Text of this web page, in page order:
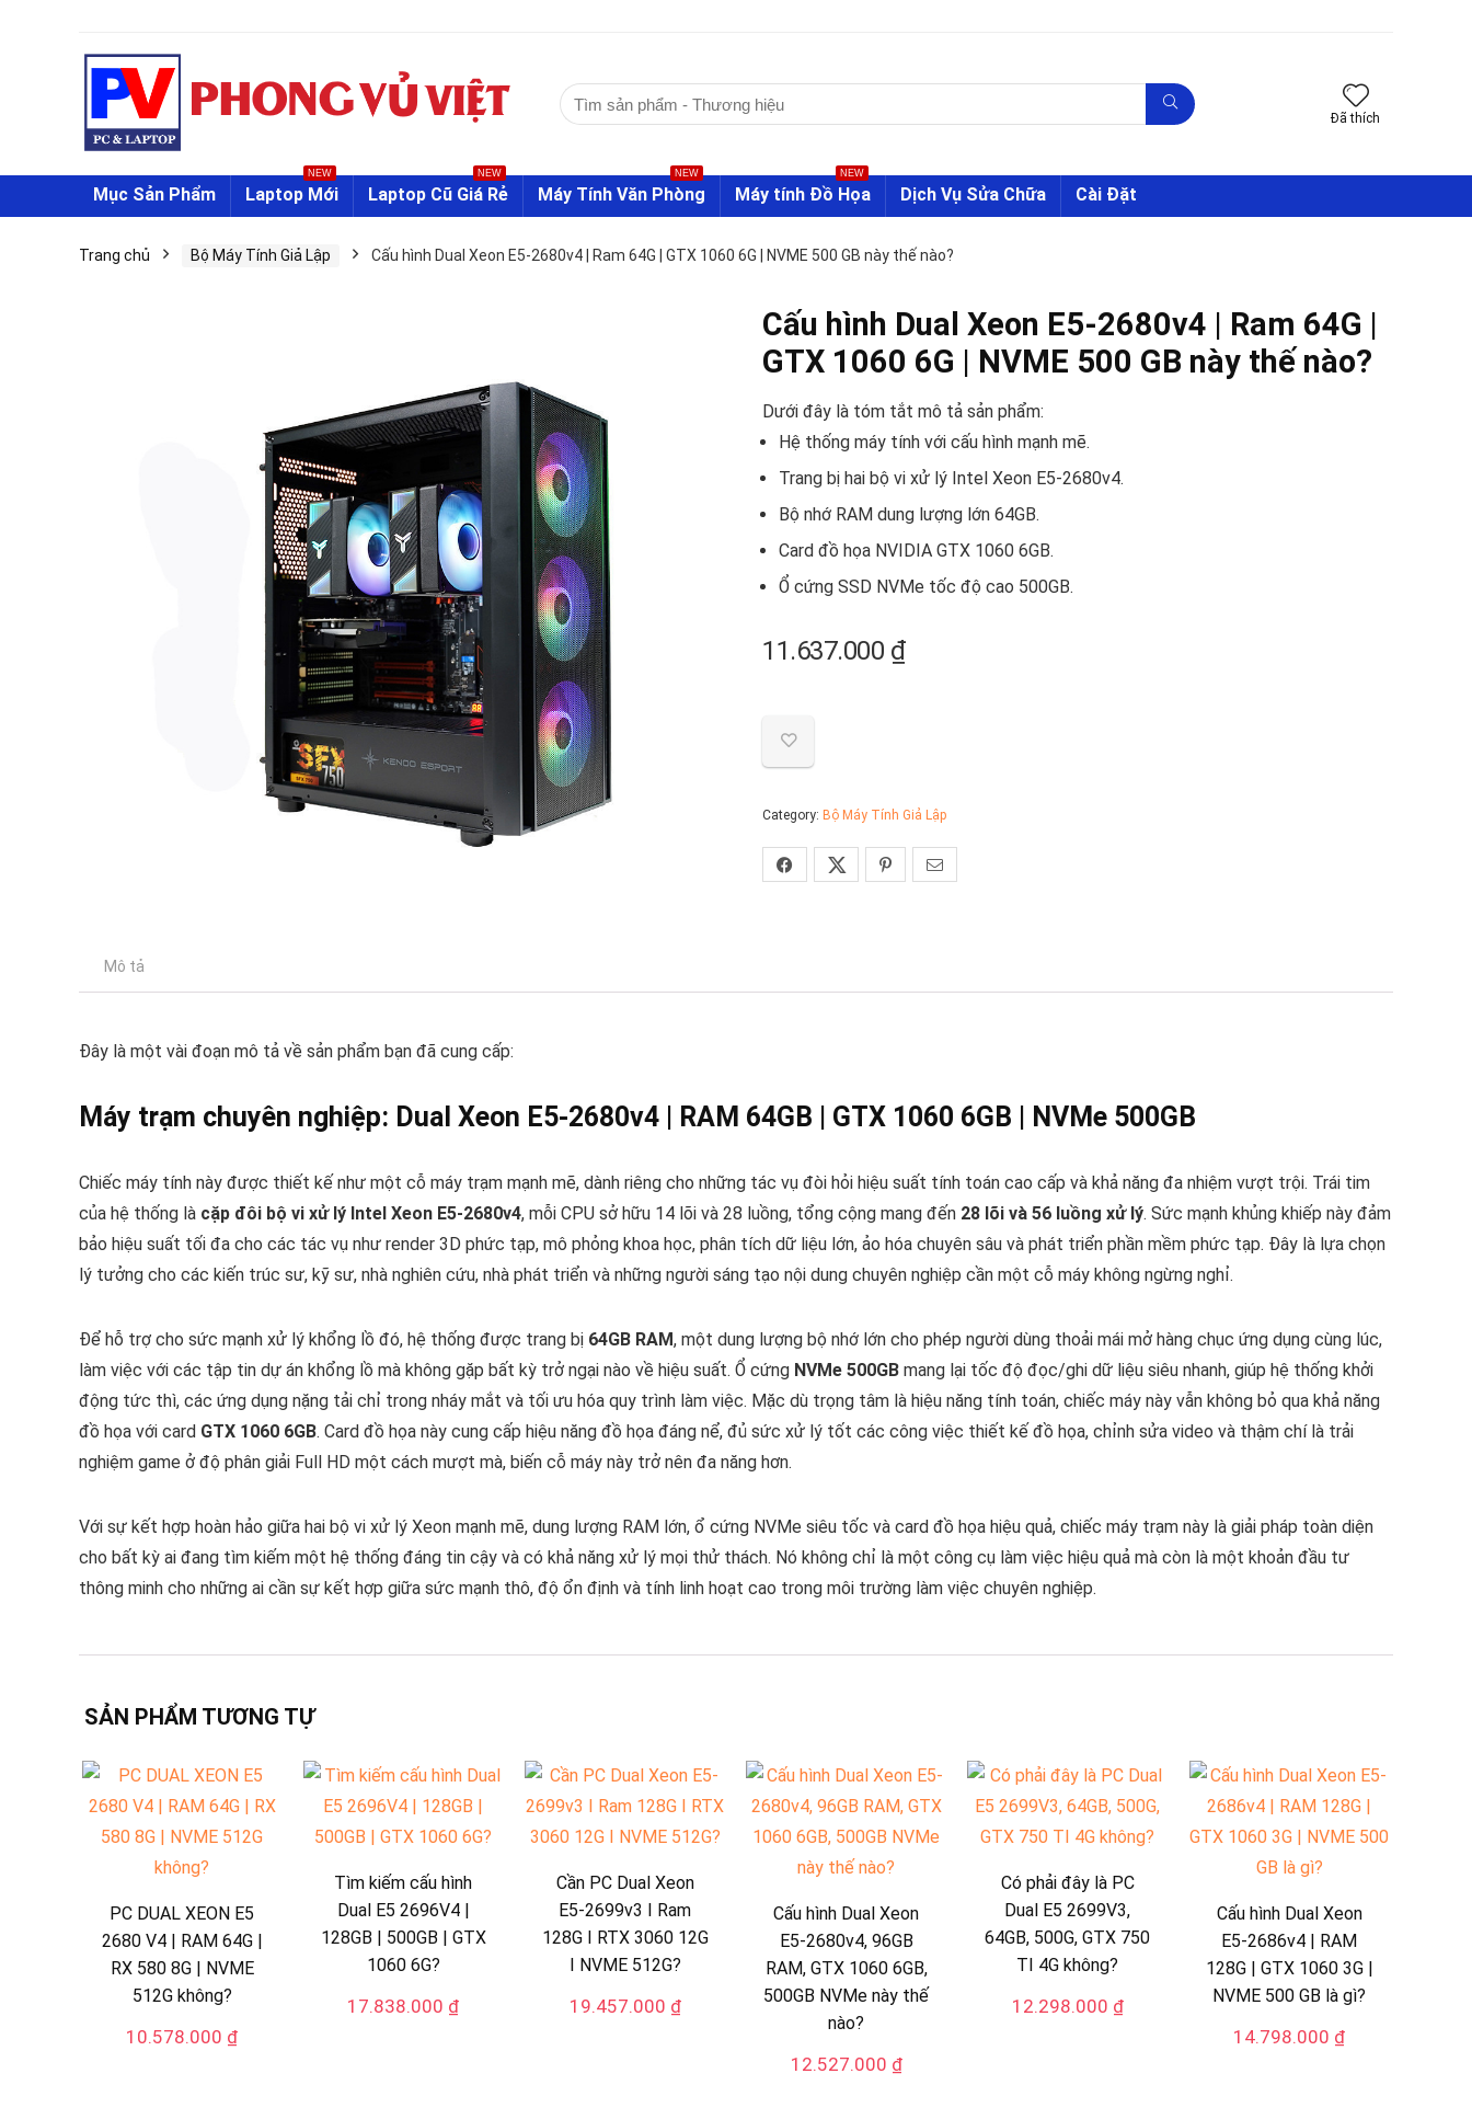
Tìm
kiếm:
Đã thích
Mục Sản Phẩm Laptop Mới
NEW
Laptop Cũ Giá Rẻ
NEW
Máy Tính Văn Phòng
NEW
Máy tính Đồ Họa
NEW
Dịch Vụ Sửa Chữa Cài Đặt
Trang chủ Bộ Máy Tính Giả Lập Cấu hình Dual Xeon E5-2680v4 | Ram 64G | GTX 1060 6G | NVME 500 GB này thế nào?
Cấu hình Dual Xeon E5-2680v4 | Ram 64G |
GTX 1060 6G | NVME 500 GB này thế nào?
Dưới đây là tóm tắt mô tả sản phẩm:
Hệ thống máy tính với cấu hình mạnh mẽ.
Trang bị hai bộ vi xử lý Intel Xeon E5-2680v4.
Bộ nhớ RAM dung lượng lớn 64GB.
Card đồ họa NVIDIA GTX 1060 6GB.
Ổ cứng SSD NVMe tốc độ cao 500GB.
11.637.000 ₫
Category: Bộ Máy Tính Giả Lập
Mô tả
Đây là một vài đoạn mô tả về sản phẩm bạn đã cung cấp:
Máy trạm chuyên nghiệp: Dual Xeon E5-2680v4 | RAM 64GB | GTX 1060 6GB | NVMe 500GB
Chiếc máy tính này được thiết kế như một cỗ máy trạm mạnh mẽ, dành riêng cho những tác vụ đòi hỏi hiệu suất tính toán cao cấp và khả năng đa nhiệm vượt trội. Trái tim
của hệ thống là cặp đôi bộ vi xử lý Intel Xeon E5-2680v4, mỗi CPU sở hữu 14 lõi và 28 luồng, tổng cộng mang đến 28 lõi và 56 luồng xử lý. Sức mạnh khủng khiếp này đảm
bảo hiệu suất tối đa cho các tác vụ như render 3D phức tạp, mô phỏng khoa học, phân tích dữ liệu lớn, ảo hóa chuyên sâu và phát triển phần mềm phức tạp. Đây là lựa chọn
lý tưởng cho các kiến trúc sư, kỹ sư, nhà nghiên cứu, nhà phát triển và những người sáng tạo nội dung chuyên nghiệp cần một cỗ máy không ngừng nghỉ.
Để hỗ trợ cho sức mạnh xử lý khổng lồ đó, hệ thống được trang bị 64GB RAM, một dung lượng bộ nhớ lớn cho phép người dùng thoải mái mở hàng chục ứng dụng cùng lúc,
làm việc với các tập tin dự án khổng lồ mà không gặp bất kỳ trở ngại nào về hiệu suất. Ổ cứng NVMe 500GB mang lại tốc độ đọc/ghi dữ liệu siêu nhanh, giúp hệ thống khởi
động tức thì, các ứng dụng nặng tải chỉ trong nháy mắt và tối ưu hóa quy trình làm việc. Mặc dù trọng tâm là hiệu năng tính toán, chiếc máy này vẫn không bỏ qua khả năng
đồ họa với card GTX 1060 6GB. Card đồ họa này cung cấp hiệu năng đồ họa đáng nể, đủ sức xử lý tốt các công việc thiết kế đồ họa, chỉnh sửa video và thậm chí là trải
nghiệm game ở độ phân giải Full HD một cách mượt mà, biến cỗ máy này trở nên đa năng hơn.
Với sự kết hợp hoàn hảo giữa hai bộ vi xử lý Xeon mạnh mẽ, dung lượng RAM lớn, ổ cứng NVMe siêu tốc và card đồ họa hiệu quả, chiếc máy trạm này là giải pháp toàn diện
cho bất kỳ ai đang tìm kiếm một hệ thống đáng tin cậy và có khả năng xử lý mọi thử thách. Nó không chỉ là một công cụ làm việc hiệu quả mà còn là một khoản đầu tư
thông minh cho những ai cần sự kết hợp giữa sức mạnh thô, độ ổn định và tính linh hoạt cao trong môi trường làm việc chuyên nghiệp.
SẢN PHẨM TƯƠNG TỰ
PC DUAL XEON E5
2680 V4 | RAM 64G |
RX 580 8G | NVME
512G không?
10.578.000 ₫
Tìm kiếm cấu hình
Dual E5 2696V4 |
128GB | 500GB | GTX
1060 6G?
17.838.000 ₫
Cần PC Dual Xeon
E5-2699v3 I Ram
128G I RTX 3060 12G
I NVME 512G?
19.457.000 ₫
Cấu hình Dual Xeon
E5-2680v4, 96GB
RAM, GTX 1060 6GB,
500GB NVMe này thế
nào?
12.527.000 ₫
Có phải đây là PC
Dual E5 2699V3,
64GB, 500G, GTX 750
TI 4G không?
12.298.000 ₫
Cấu hình Dual Xeon
E5-2686v4 | RAM
128G | GTX 1060 3G |
NVME 500 GB là gì?
14.798.000 ₫